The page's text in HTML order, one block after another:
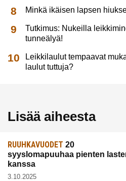
Minkä ikäisen lapsen
Tutkimus: Nukeilla
tunneälyä!
Leikkilaulut tempaavat
laulut tuttuja?
Lisää aiheesta
RUUHKAVUODET 20
syyslomapuuhaa pienten
kanssa
3.10.2025